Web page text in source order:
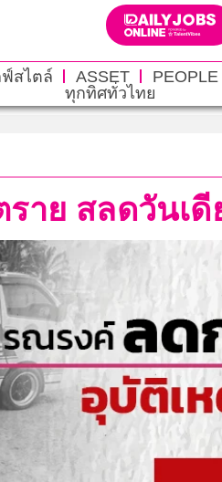
สไตล์ ASSET PEOPLE
ทุกทิศทั่วไทย
าย สลดวันเ